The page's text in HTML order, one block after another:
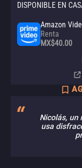
DISPONIBLE EN
Amazon
Renta
MX$40.00
Apple TV
Nicolás, un
usa